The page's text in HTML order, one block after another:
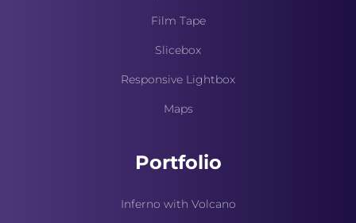
Film Tape
Slicebox
Responsive Lightbox
Maps
Portfolio
Inferno with Volcano